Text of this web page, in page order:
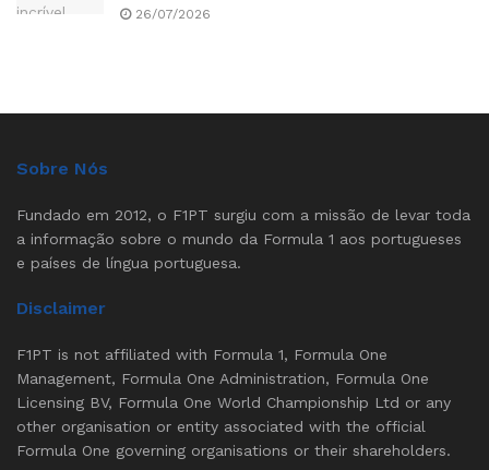
26/07/2026
Sobre Nós
Fundado em 2012, o F1PT surgiu com a missão de levar toda
a informação sobre o mundo da Formula 1 aos portugueses
e países de língua portuguesa.
Disclaimer
F1PT is not affiliated with Formula 1, Formula One
Management, Formula One Administration, Formula One
Licensing BV, Formula One World Championship Ltd or any
other organisation or entity associated with the official
Formula One governing organisations or their shareholders.